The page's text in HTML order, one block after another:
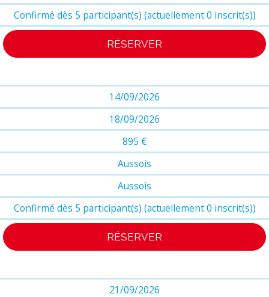
Confirmé dès 5 participant(s) (actuellement 0 inscrit(s))
RÉSERVER
14/09/2026
18/09/2026
895 €
Aussois
Aussois
Confirmé dès 5 participant(s) (actuellement 0 inscrit(s))
RÉSERVER
21/09/2026